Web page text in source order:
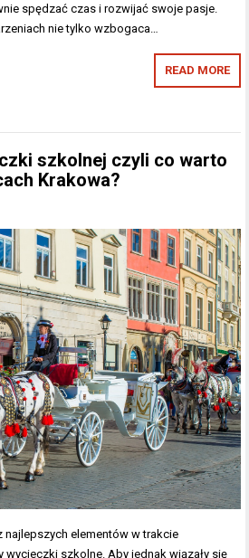
spędzać czas i rozwijać swoje pasje.
nie tylko wzbogaca…
READ MORE
szkolnej czyli co warto
Krakowa?
elementów w trakcie
wycieczki szkolne. Aby jednak wiązały się